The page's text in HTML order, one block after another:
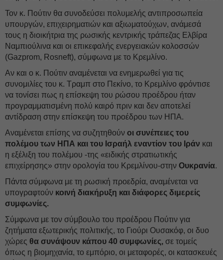
Τον κ. Πούτιν θα συνοδεύσει πολυμελής αντιπροσωπεία
υπουργών, επιχειρηματιών και αξιωματούχων, ανάμεσά
τους η διοικήτρια της ρωσικής κεντρικής τράπεζας Ελβίρα
Ναμπιούλινα και οι επικεφαλής ενεργειακών κολοσσών
(Gazprom, Rosneft), σύμφωνα με το Κρεμλίνο.
Αν και ο κ. Πούτιν αναμένεται να ενημερωθεί για τις
συνομιλίες του κ. Τραμπ στο Πεκίνο, το Κρεμλίνο φρόντισε
να τονίσει πως η επίσκεψη του ρώσου προέδρου ήταν
προγραμματισμένη πολύ καιρό πριν και δεν αποτελεί
αντίδραση στην επίσκεψη του προέδρου των ΗΠΑ.
Αναμένεται επίσης να συζητηθούν οι συνέπειες του
πολέμου των ΗΠΑ και του Ισραήλ εναντίον του Ιράν και
η εξέλιξη του πολέμου -της «ειδικής στρατιωτικής
επιχείρησης» στην ορολογία του Κρεμλίνου-στην Ουκρανία.
Πάντα σύμφωνα με τη ρωσική προεδρία, αναμένεται να
υπογραφτούν κοινή διακήρυξη και διάφορες διμερείς
συμφωνίες.
Σύμφωνα με τον σύμβουλο του προέδρου Πούτιν για
ζητήματα εξωτερικής πολιτικής, το Γιούρι Ουσακόφ, οι δυο
χώρες θα συνάψουν κάπου 40 συμφωνίες, σε τομείς
όπως η βιομηχανία, το εμπόριο, οι μεταφορές, οι κατασκευές